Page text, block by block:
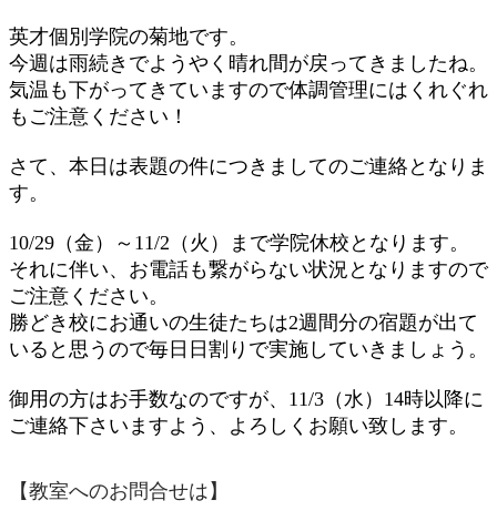
英才個別学院の菊地です。
今週は雨続きでようやく晴れ間が戻ってきましたね。
気温も下がってきていますので体調管理にはくれぐれ
もご注意ください！
さて、本日は表題の件につきましてのご連絡となりま
す。
10/29（金）～11/2（火）まで学院休校となります。
それに伴い、お電話も繋がらない状況となりますので
ご注意ください。
勝どき校にお通いの生徒たちは2週間分の宿題が出て
いると思うので毎日日割りで実施していきましょう。
御用の方はお手数なのですが、11/3（水）14時以降に
ご連絡下さいますよう、よろしくお願い致します。
【教室へのお問合せは】